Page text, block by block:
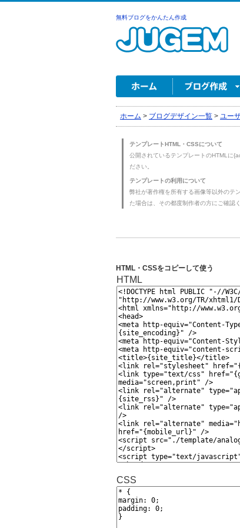
無料ブログをかんたん作成
ホーム > ブログデザイン一覧 > ユー
テンプレートHTML・CSSについて
公開されているテンプレートのHTMLに
ださい。
テンプレートの利用について
弊社が著作権を所有する画像等以外のテ
た場合は、その都度制作者の方にご確認く
HTML・CSSをコピーして使う
HTML
CSS